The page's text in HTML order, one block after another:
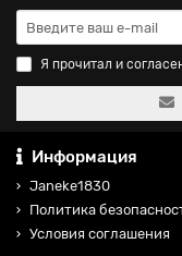
Я прочитал и
Информация
Janeke1830
Политика
Условия соглашения